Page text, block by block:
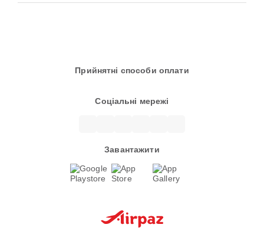
Прийнятні способи оплати
Соціальні мережі
Завантажити